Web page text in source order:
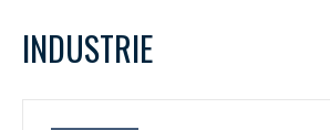
PRÉSENTATION
L
1 2
INDUSTRIE
Rejoignez une filière d’excellence